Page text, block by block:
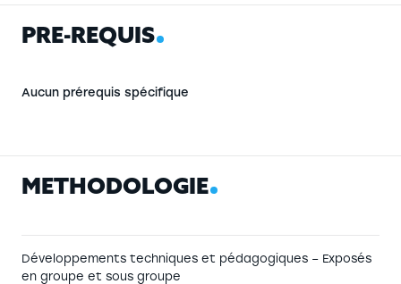
PRÉ-REQUIS
Aucun prérequis spécifique
MÉTHODOLOGIE
Développements techniques et pédagogiques – Exposés
en groupe et sous groupe